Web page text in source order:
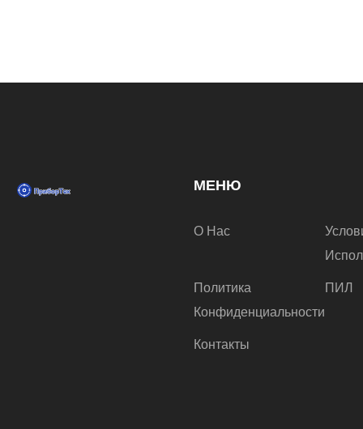
МЕНЮ
О Нас
Политика
Конфиденциальности
ПИЛ
Контакты